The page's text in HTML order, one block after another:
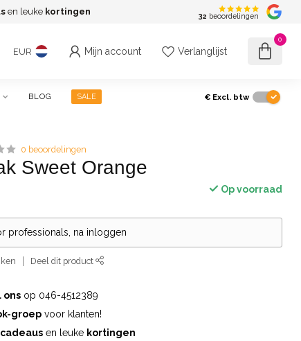
en leuke kortingen 32 beoordelingen
EUR Mijn account Verlanglijst
0
BLOG SALE € Excl. btw
0 beoordelingen
Sweet Orange
Op voorraad
professionals, na inloggen
Deel dit product
ons op 046-4512389
groep voor klanten!
en leuke kortingen